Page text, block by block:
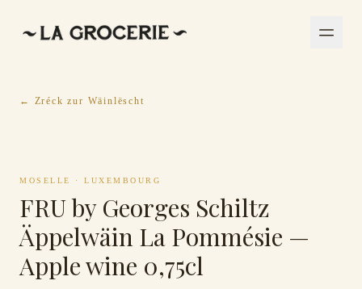
← Zréck zur Wäinlëscht
MOSELLE · LUXEMBOURG
FRU by Georges Schiltz
Äppelwäin La Pommésie —
Apple wine 0,75cl